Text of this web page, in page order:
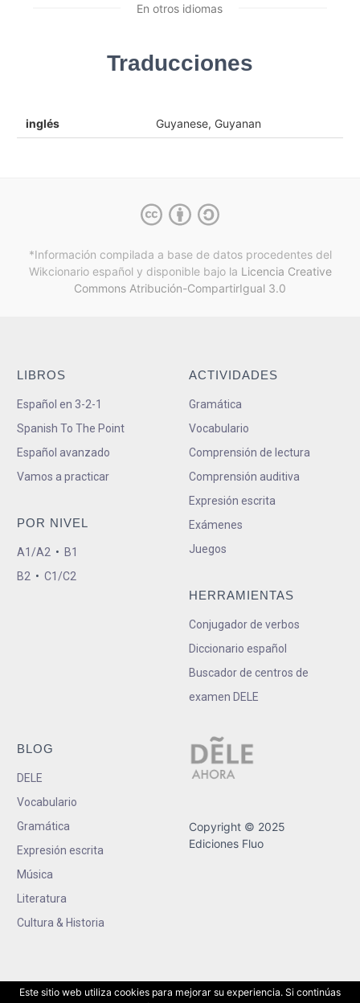
En otros idiomas
Traducciones
inglés Guyanese, Guyanan
*Información compilada a base de datos procedentes del
Wikcionario español y disponible bajo la Licencia Creative
Commons Atribución-CompartirIgual 3.0
LIBROS
Español en 3-2-1
Spanish To The Point
Español avanzado
Vamos a practicar
POR NIVEL
A1/A2 • B1
B2 • C1/C2
ACTIVIDADES
Gramática
Vocabulario
Comprensión de lectura
Comprensión auditiva
Expresión escrita
Exámenes
Juegos
HERRAMIENTAS
Conjugador de verbos
Diccionario español
Buscador de centros de
examen DELE
BLOG
DELE
Vocabulario
Gramática
Expresión escrita
Música
Literatura
Cultura & Historia
Copyright © 2025
Ediciones Fluo
Este sitio web utiliza cookies para mejorar su experiencia. Si continúas